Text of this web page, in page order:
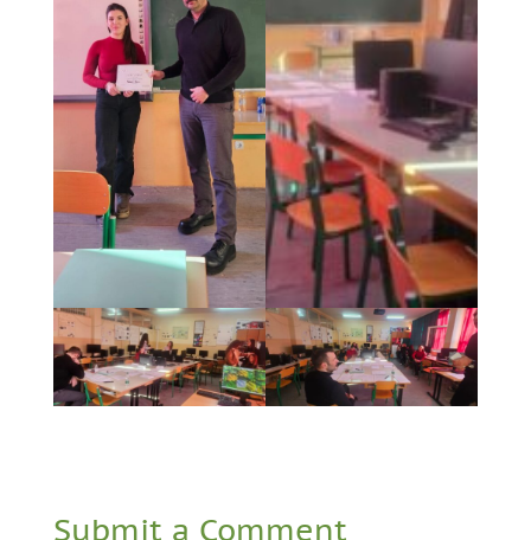
Submit a Comment